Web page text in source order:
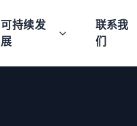
可持续发
展
联系我
们